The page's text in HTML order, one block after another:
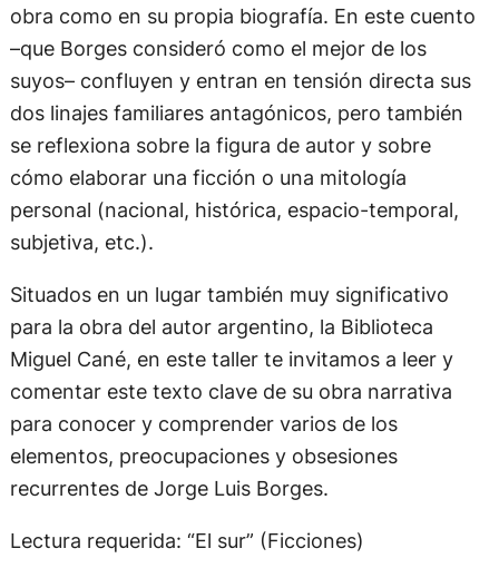
obra como en su propia biografía. En este cuento
–que Borges consideró como el mejor de los
suyos– confluyen y entran en tensión directa sus
dos linajes familiares antagónicos, pero también
se reflexiona sobre la figura de autor y sobre
cómo elaborar una ficción o una mitología
personal (nacional, histórica, espacio-temporal,
subjetiva, etc.).
Situados en un lugar también muy significativo
para la obra del autor argentino, la Biblioteca
Miguel Cané, en este taller te invitamos a leer y
comentar este texto clave de su obra narrativa
para conocer y comprender varios de los
elementos, preocupaciones y obsesiones
recurrentes de Jorge Luis Borges.
Lectura requerida: “El sur” (Ficciones)